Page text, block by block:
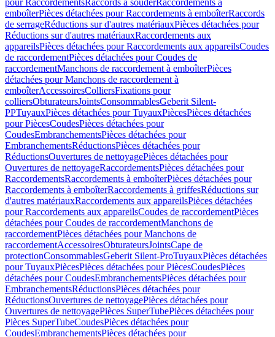
pour RaccordementsRaccords à souderRaccordements à
emboîterPièces détachées pour Raccordements à emboîterRaccords
de serrageRéductions sur d'autres matériauxPièces détachées pour
Réductions sur d'autres matériauxRaccordements aux
appareilsPièces détachées pour Raccordements aux appareilsCoudes
de raccordementPièces détachées pour Coudes de
raccordementManchons de raccordement à emboîterPièces
détachées pour Manchons de raccordement à
emboîterAccessoiresColliersFixations pour
colliersObturateursJointsConsommablesGeberit Silent-
PPTuyauxPièces détachées pour TuyauxPiècesPièces détachées
pour PiècesCoudesPièces détachées pour
CoudesEmbranchementsPièces détachées pour
EmbranchementsRéductionsPièces détachées pour
RéductionsOuvertures de nettoyagePièces détachées pour
Ouvertures de nettoyageRaccordementsPièces détachées pour
RaccordementsRaccordements à emboîterPièces détachées pour
Raccordements à emboîterRaccordements à griffesRéductions sur
d'autres matériauxRaccordements aux appareilsPièces détachées
pour Raccordements aux appareilsCoudes de raccordementPièces
détachées pour Coudes de raccordementManchons de
raccordementPièces détachées pour Manchons de
raccordementAccessoiresObturateursJointsCape de
protectionConsommablesGeberit Silent-ProTuyauxPièces détachées
pour TuyauxPiècesPièces détachées pour PiècesCoudesPièces
détachées pour CoudesEmbranchementsPièces détachées pour
EmbranchementsRéductionsPièces détachées pour
RéductionsOuvertures de nettoyagePièces détachées pour
Ouvertures de nettoyagePièces SuperTubePièces détachées pour
Pièces SuperTubeCoudesPièces détachées pour
CoudesEmbranchementsPièces détachées pour